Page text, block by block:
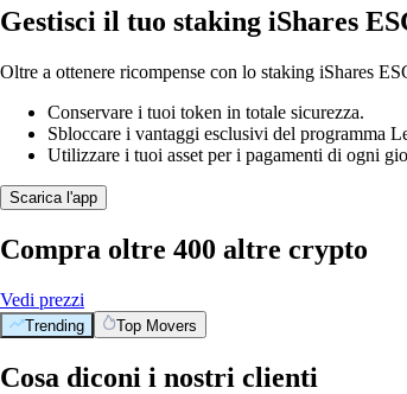
Gestisci il tuo staking iShares
Oltre a ottenere ricompense con lo staking iShares
Conservare i tuoi token in totale sicurezza.
Sbloccare i vantaggi esclusivi del programma
Utilizzare i tuoi asset per i pagamenti di ogni
Scarica l'app
Compra oltre 400 altre crypto
Vedi prezzi
Trending Top Movers
Cosa diconi i nostri clienti